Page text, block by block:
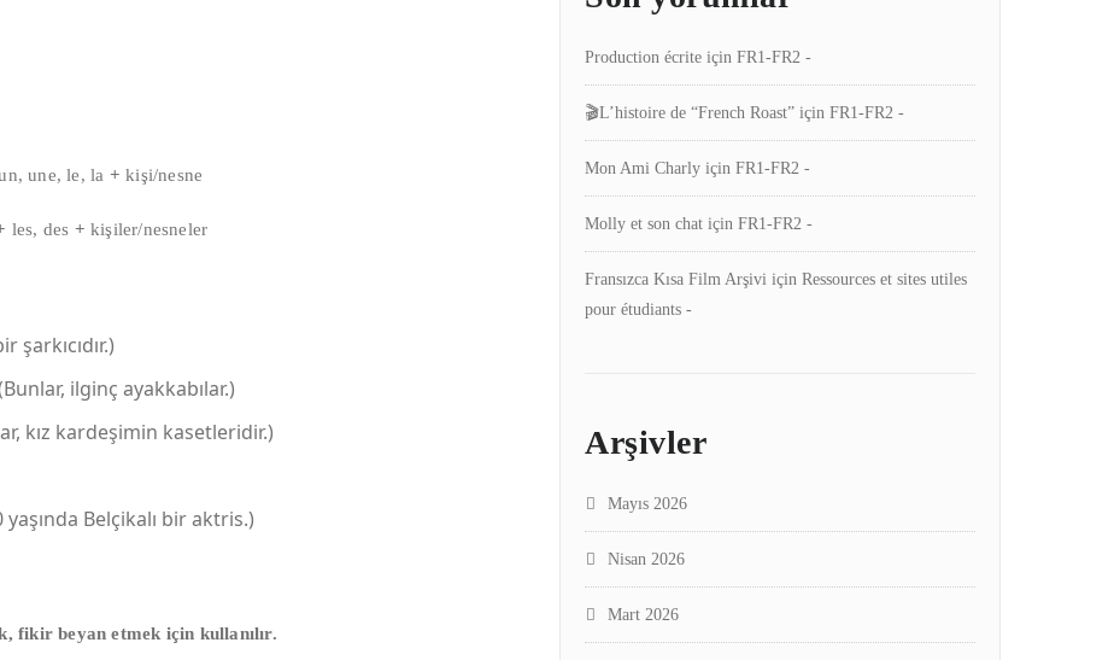
une, le, la + kişi/nesne
les, des + kişiler/nesneler
şarkıcıdır.)
ilginç ayakkabılar.)
kız kardeşimin kasetleridir.)
Belçikalı bir aktris.)
fikir beyan etmek için kullanılır.
Production écrite için FR1-FR2 -
🎬L’histoire de “French Roast” için FR1-FR2 -
Mon Ami Charly için FR1-FR2 -
Molly et son chat için FR1-FR2 -
Fransızca Kısa Film Arşivi için Ressources et sites utiles
pour étudiants -
Arşivler
Mayıs 2026
Nisan 2026
Mart 2026